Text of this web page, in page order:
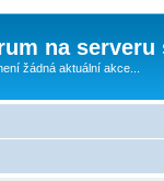
na serveru
žádná aktuální akce...